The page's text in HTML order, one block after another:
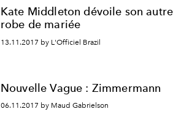
Kate Middleton dévoile son autre
robe de mariée
13.11.2017 by L'Officiel Brazil
Nouvelle Vague : Zimmermann
06.11.2017 by Maud Gabrielson